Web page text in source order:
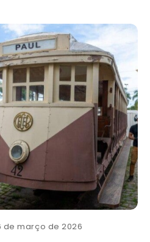
de março de 2026